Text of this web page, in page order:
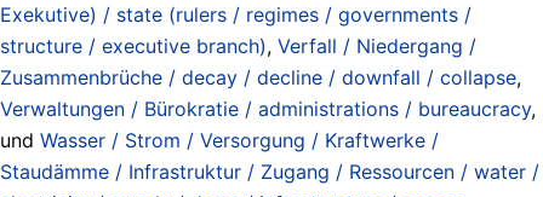
Exekutive) / state (rulers / regimes / governments /
structure / executive branch), Verfall / Niedergang /
Zusammenbrüche / decay / decline / downfall / collapse,
Verwaltungen / Bürokratie / administrations / bureaucracy,
und Wasser / Strom / Versorgung / Kraftwerke /
Staudämme / Infrastruktur / Zugang / Ressourcen / water /